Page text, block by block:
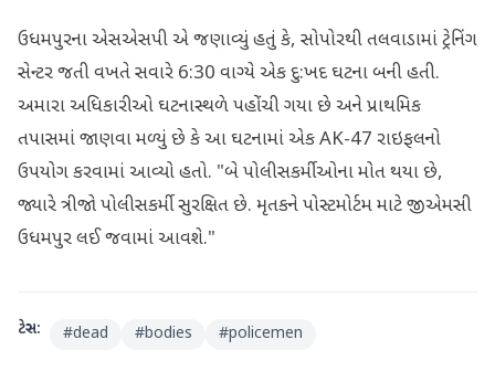
ઉધમપુરના એસએસપી એ જણાવ્યું હતું કે, સોપોરથી તલવાડામાં ટ્રેનિંગ
સેન્ટર જતી વખતે સવારે 6:30 વાગ્યે એક દુ:ખદ ઘટના બની હતી.
અમારા અધિકારીઓ ઘટનાસ્થળે પહોંચી ગયા છે અને પ્રાથમિક
તપાસમાં જાણવા મળ્યું છે કે આ ઘટનામાં એક AK-47 રાઇફલનો
ઉપયોગ કરવામાં આવ્યો હતો. "બે પોલીસકર્મીઓના મોત થયા છે,
જ્યારે ત્રીજો પોલીસકર્મી સુરક્ષિત છે. મૃતકને પોસ્ટમોર્ટમ માટે જીએમસી
ઉધમપુર લઈ જવામાં આવશે."
ટેગ્સ: #dead #bodies #policemen